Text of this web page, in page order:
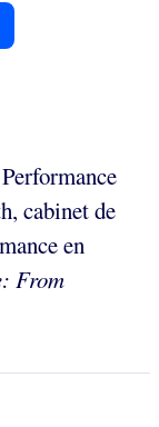
cabinet de
en
From